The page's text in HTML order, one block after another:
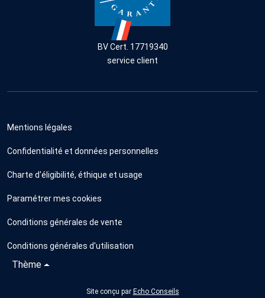
BV Cert. 17719340
service client
Mentions légales
Confidentialité et données personnelles
Charte d'éligibilité, éthique et usage
Paramétrer mes cookies
Conditions générales de vente
Conditions générales d'utilisation
Thème
Site conçu par Echo Conseils